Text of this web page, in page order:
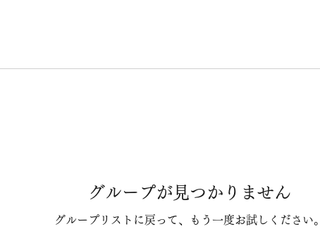
グループが見つかりません
グループリストに戻って、もう一度お試しください。